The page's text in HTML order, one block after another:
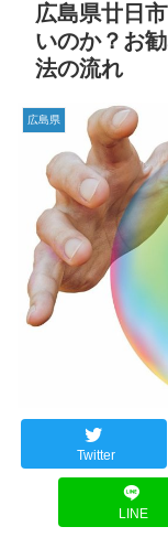
広島県廿日
いのか？お
法の流れ
広島県
Twitter
LINE